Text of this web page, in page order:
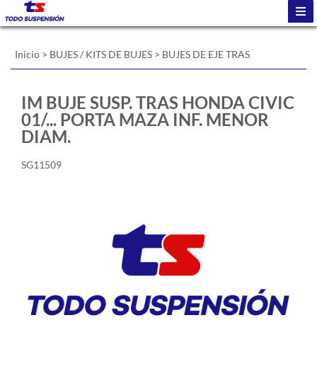
Inicio > BUJES / KITS DE BUJES > BUJES DE EJE TRAS
IM BUJE SUSP. TRAS HONDA CIVIC
01/... PORTA MAZA INF. MENOR
DIAM.
SG11509